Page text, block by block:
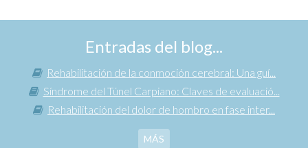
Entradas del blog...
Rehabilitación de la conmoción cerebral: Una guí...
Síndrome del Túnel Carpiano: Claves de evaluació...
Rehabilitación del dolor de hombro en fase inter...
MÁS